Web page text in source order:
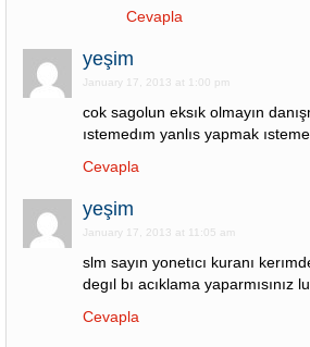
Cevapla
yeşim
January 17, 2013 at 1:00 pm
cok sagolun eksık olmayın
ıstemedım yanlıs yapmak
Cevapla
yeşim
January 17, 2013 at 11:05 am
slm sayın yonetıcı kuranı
degıl bı acıklama yaparmısınız
Cevapla